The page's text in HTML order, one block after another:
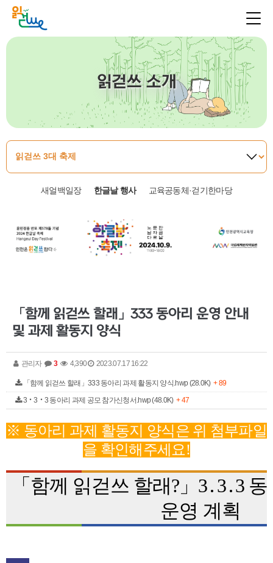
읽걷쓰 소개
새얼백일장 한글날 행사 교육공동체·걷기한마당
「함께 읽걷쓰 할래」333 동아리 운영 안내
및 과제 활동지 양식
관리자 3 4,390 2023.07.17 16:22
「함께 읽걷쓰 할래」333 동아리 과제 활동지 양식.hwp (28.0K)+ 89
3‧3‧3 동아리 과제 공모 참가신청서.hwp (48.0K)+ 47
※ 동아리 과제 활동지 양식은 위 첨부파일
을 확인해주세요!
「 함께 읽걷쓰 할래? 」 3․3․3 동
운영 계획